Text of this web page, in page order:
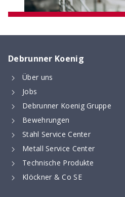
Digitaler
Stoss- &
Mindestabmessungen
digital berechnet nach
Debrunner Koenig
Über uns
Jobs
Debrunner Koenig Gruppe
Bewehrungen
Stahl Service Center
Metall Service Center
Technische Produkte
Klöckner & Co SE